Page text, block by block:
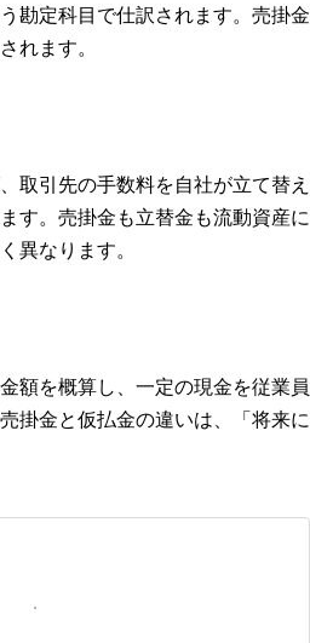
勘定科目で仕訳されます。売掛金
れます。
取引先の手数料を自社が立て替え
す。売掛金も立替金も流動資産に
異なります。
額を概算し、一定の現金を従業員
掛金と仮払金の違いは、「将来に